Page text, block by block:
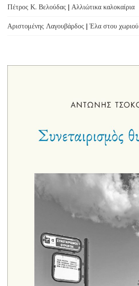
Πέτρος Κ. Βελούδας | Αλλιώτικα καλοκαίρια
Αριστομένης Λαγουβάρδος | Έλα στου χωριού